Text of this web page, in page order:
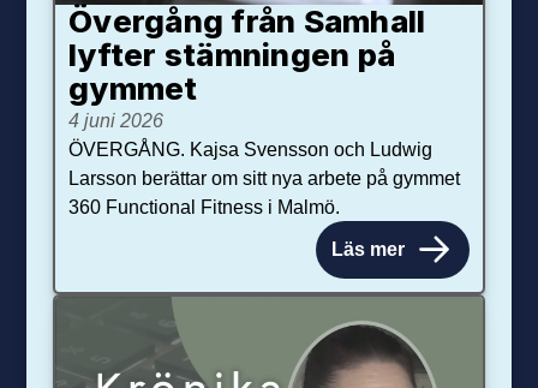
Övergång från Samhall
lyfter stämningen på
gymmet
4 juni 2026
ÖVERGÅNG. Kajsa Svensson och Ludwig
Larsson berättar om sitt nya arbete på gymmet
360 Functional Fitness i Malmö.
Läs mer